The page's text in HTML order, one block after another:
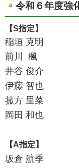
令和６年度強
【S指定】
稲垣 克明
前川 楓
井谷 俊
伊藤 智
菰方 里
岡田 和
【A指定】
坂倉 航季